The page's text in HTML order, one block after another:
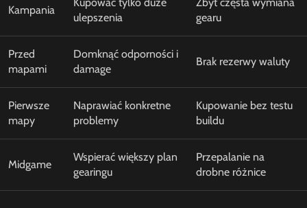
Kampania
ulepszenia
gearu
Przed
mapami
Domknąć odporności i
damage
Brak rezerwy waluty
Pierwsze
mapy
Naprawiać konkretne
problemy
Kupowanie bez testu
buildu
Midgame
Wspierać większy plan
gearingu
Przepalanie na
drobne różnice